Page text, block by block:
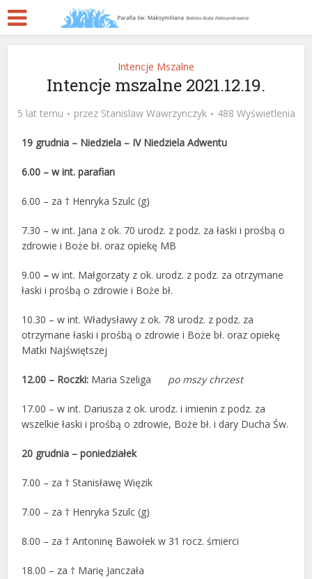
Intencje Mszalne
Intencje mszalne 2021.12.19.
5 lat temu przez Stanislaw Wawrzynczyk 488 Wyświetlenia
19 grudnia – Niedziela – IV Niedziela Adwentu
6.00 – w int. parafian
6.00 – za † Henryka Szulc (g)
7.30 – w int. Jana z ok. 70 urodz. z podz. za łaski i prośbą o
zdrowie i Boże bł. oraz opiekę MB
9.00 –w int. Małgorzaty z ok. urodz. z podz. za otrzymane
łaski i prośbą o zdrowie i Boże bł.
10.30 – w int. Władysławy z ok. 78 urodz. z podz. za
otrzymane łaski i prośbą o zdrowie i Boże bł. oraz opiekę
Matki Najświętszej
12.00 – Roczki: Maria Szeliga po mszy chrzest
17.00 – w int. Dariusza z ok. urodz. i imienin z podz. za
wszelkie łaski i prośbą o zdrowie, Boże bł. i dary Ducha Św.
20 grudnia – poniedziałek
7.00 – za † Stanisławę Więzik
7.00 – za † Henryka Szulc (g)
8.00 – za † Antoninę Bawołek w 31 rocz. śmierci
18.00 – za † Marię Janczała